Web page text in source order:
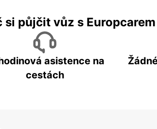
si půjčit vůz s Europcarem
asistence na
cestách